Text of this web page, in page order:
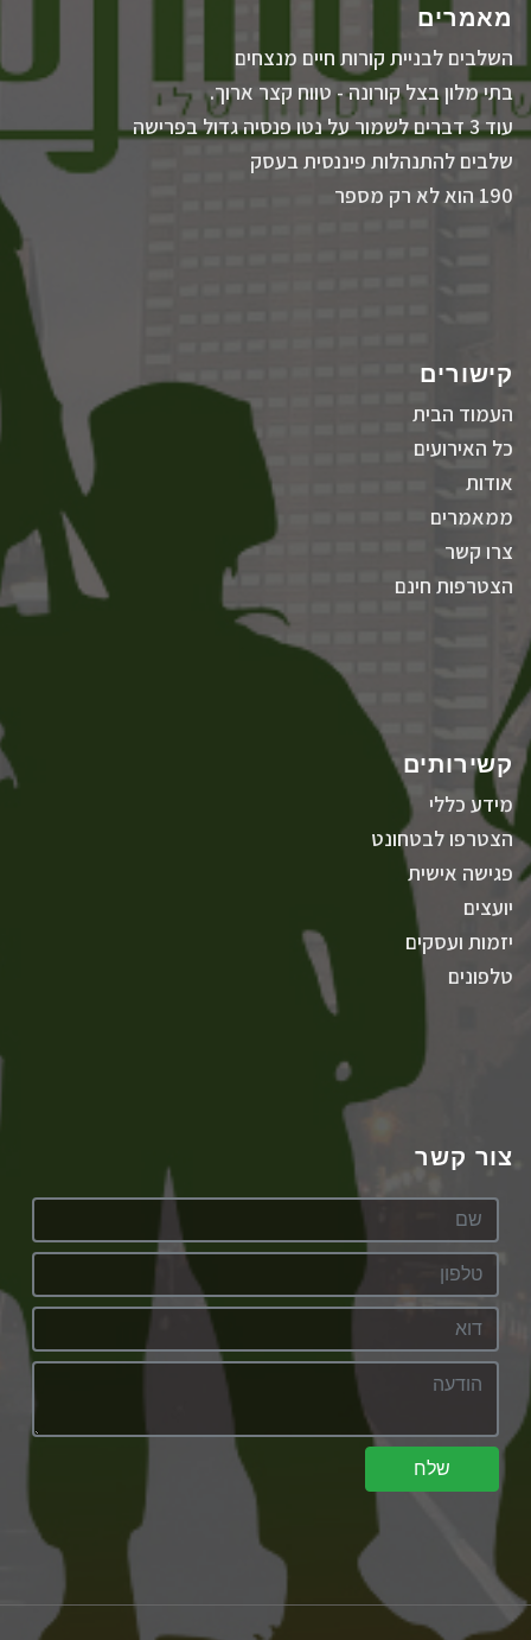
מאמרים
השלבים לבניית קורות חיים מנצחים
בתי מלון בצל קורונה - טווח קצר ארוך.
עוד 3 דברים לשמור על נטו פנסיה גדול בפרישה
שלבים להתנהלות פיננסית בעסק
190 הוא לא רק מספר
קישורים
העמוד הבית
כל האירועים
אודות
ממאמרים
צרו קשר
הצטרפות חינם
קשירותים
מידע כללי
הצטרפו לבטחונט
פגישה אישית
יועצים
יזמות ועסקים
טלפונים
צור קשר
שלח